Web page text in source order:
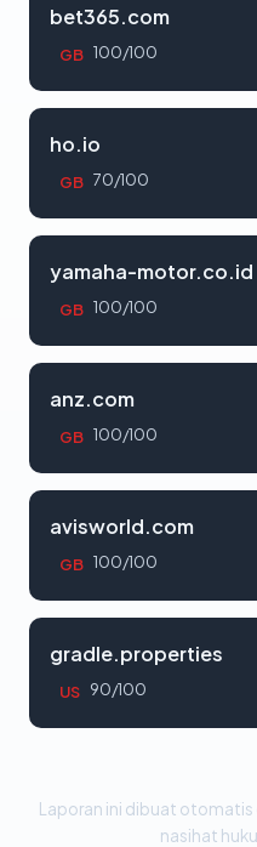
bet365.com
GB 100/100
ho.io
GB 70/100
yamaha-motor.co.id
GB 100/100
anz.com
GB 100/100
avisworld.com
GB 100/100
gradle.properties
US 90/100
Laporan ini dibuat otomatis
nasihat